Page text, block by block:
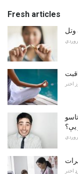
Fresh articles
وتل
روږدي
اختر
یې؟
روږدي
اختر